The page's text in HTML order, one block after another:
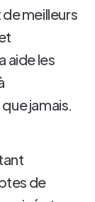
meilleurs
aide les
jamais.
de